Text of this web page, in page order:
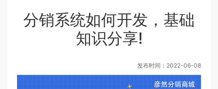
分销系统如何开发，基础
知识分享!
发布时间： 2022-06-08